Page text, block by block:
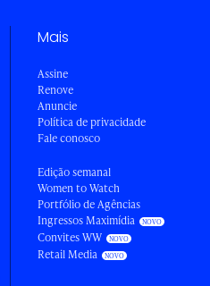
Mais
Assine
Renove
Anuncie
Política de privacidade
Fale conosco
Edição semanal
Women to Watch
Portfólio de Agências
Ingressos Maximídia
Convites WW
Retail Media